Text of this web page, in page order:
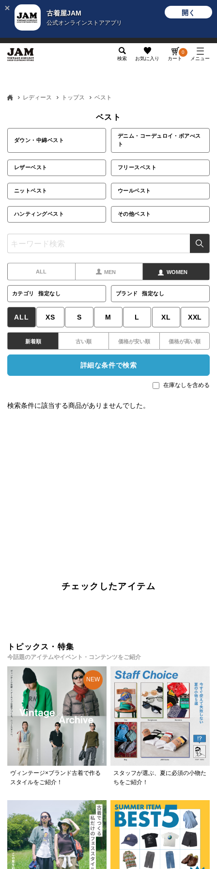
古着屋JAM
公式オンラインストアアプリ
開く
検索 お気に入り カート
0
メニュー
レディース トップス ベスト
ベスト
ダウン・中綿ベスト
デニム・コーデュロイ・ボアべス
ト
レザーベスト フリースベスト
ニットベスト ウールベスト
ハンティングベスト その他ベスト
ALL MEN WOMEN
カテゴリ 指定なし ブランド 指定なし
ALL XS S M L XL XXL
新着順 古い順 価格が安い順 価格が高い順
詳細な条件で検索
在庫なしを含める
検索条件に該当する商品がありませんでした。
チェックしたアイテム
トピックス・特集
今話題のアイテムやイベント・コンテンツをご紹介
ヴィンテージ×ブランド古着で作る
スタイルをご紹介！
スタッフが選ぶ、夏に必須の小物た
ちをご紹介！